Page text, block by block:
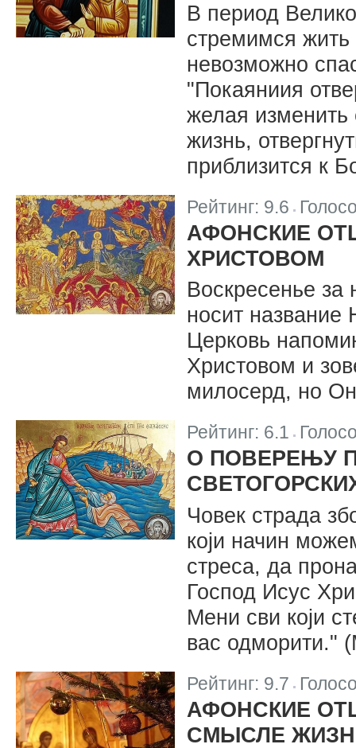
В период
стремимся жить
невозможно
"Покаяниия
желая
жизнь,
приблизится к
Рейтинг: 9.6
АФОНСКИЕ
ХРИСТОВОМ
Воскресенье
носит
Церковь
Христовом и
милосерд, но
Рейтинг: 6.1
О ПОВЕРЕЊУ
Човек страда
који начин
стреса, да
Господ Исус
Мени сви који
вас одморити."
Рейтинг: 9.7 |
АФОНСКИЕ
СМЫСЛЕ